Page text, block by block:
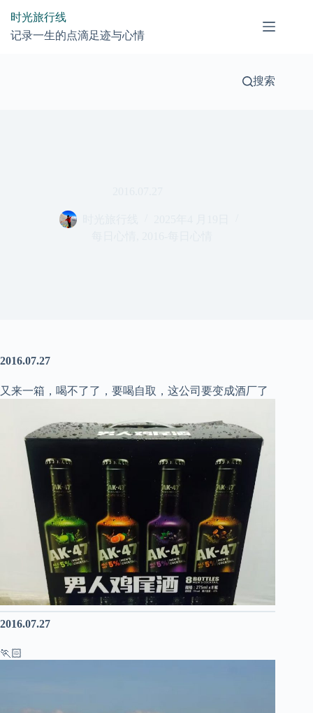
时光旅行线
记录一生的点滴足迹与心情
搜索
2016.07.27
又来一箱，喝不了了，要喝自取，这公司要变成酒厂了
2016.07.27
🏃🏻